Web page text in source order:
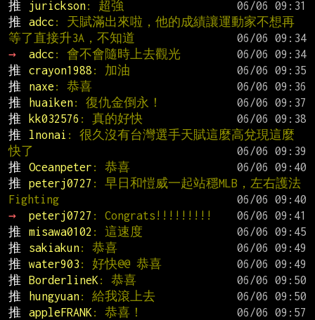
推
jurickson: 超強
推
adcc : 天賦滿出來啦，他的成績讓運動家不想再
等了直接升3A，不知道
→
adcc : 會不會隨時上去觀光
推
crayon1988 : 加油
推
naxe : 恭喜
推
huaiken: 復仇金倒永！
推
kk032576 : 真的好快
推
lnonai : 很久沒有台灣選手天賦這麼高兌現這麼
快了
推
Oceanpeter : 恭喜
推
peterj0727 : 早日和愷威一起站穩MLB，左右護法
Fighting
→
peterj0727 : Congrats!!!!!!!!!
推
misawa0102 : 這速度
推
sakiakun: 恭喜
推
water903 : 好快@@ 恭喜
推
BorderlineK : 恭喜
推
hungyuan: 給我滾上去
推
appleFRANK : 恭喜！